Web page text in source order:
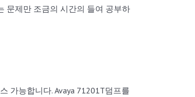
문제만 조금의 시간의 들여 공부하
가능합니다. Avaya 71201T덤프를